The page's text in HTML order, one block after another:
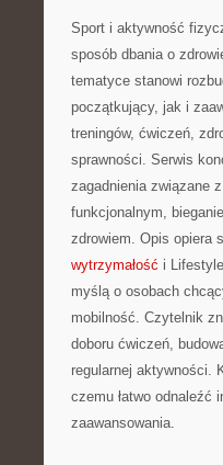
Sport i aktywność
sposób dbania o
tematyce stanowi
początkujący, jak i
treningów, ćwiczeń,
sprawności. Serwis
zagadnienia związane
funkcjonalnym,
zdrowiem. Opis opiera
wytrzymałość i
myślą o osobach
mobilność. Czytelnik
doboru ćwiczeń,
regularnej aktywności.
czemu łatwo odnaleźć
zaawansowania.